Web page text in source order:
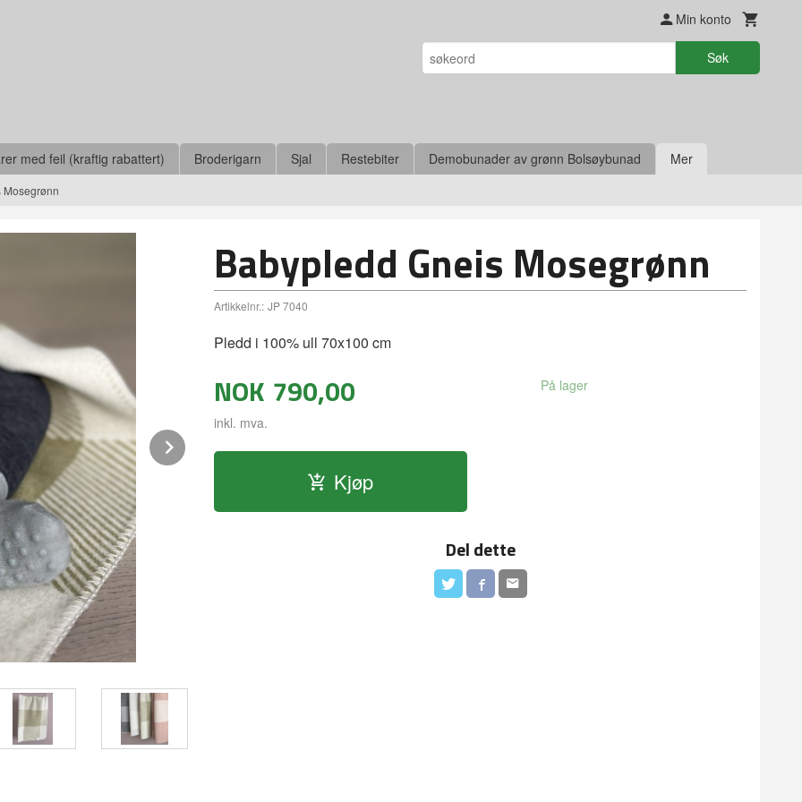
Min konto
Søk
med feil (kraftig rabattert) Broderigarn Sjal Restebiter Demobunader av grønn Bolsøybunad Mer
Next
Babypledd Gneis Mosegrønn
Artikkelnr.: JP 7040
Pledd i 100% ull 70x100 cm
NOK 790,00
inkl. mva.
På lager
Kjøp
Del dette